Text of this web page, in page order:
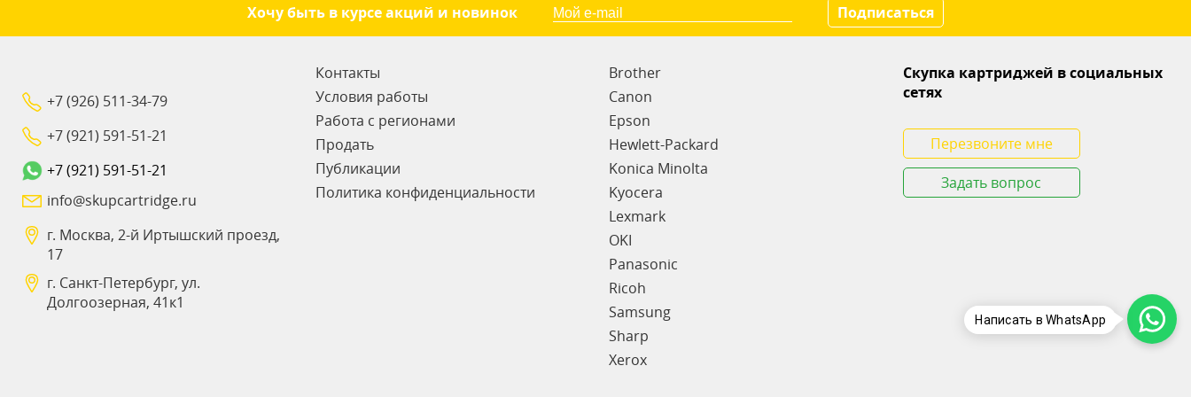
Хочу быть в курсе акций и новинок Подписаться
+7 (926) 511-34-79
+7 (921) 591-51-21
+7 (921) 591-51-21
info@skupcartridge.ru
г. Москва, 2-й Иртышский проезд,
17
г. Санкт-Петербург, ул.
Долгоозерная, 41к1
Контакты
Условия работы
Работа с регионами
Продать
Публикации
Политика конфиденциальности
Brother
Canon
Epson
Hewlett-Packard
Konica Minolta
Kyocera
Lexmark
OKI
Panasonic
Ricoh
Samsung
Sharp
Xerox
Скупка картриджей в социальных
сетях
Перезвоните мне
Задать вопрос
Написать в WhatsApp